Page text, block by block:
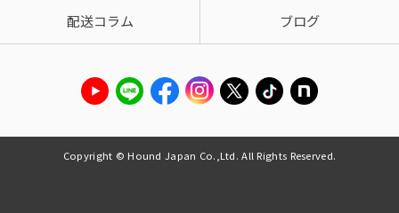
配送コラム ブログ
Copyright © Hound Japan Co.,Ltd. All Rights Reserved.